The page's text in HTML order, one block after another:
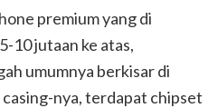
premium yang di
10 jutaan ke atas,
umumnya berkisar di
nya, terdapat chipset